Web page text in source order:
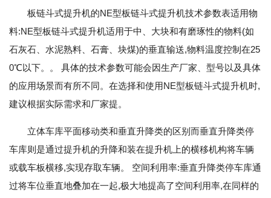
板链斗式提升机的NE型板链斗式提升机技术参数表适用物
料:NE型板链斗式提升机适用于中、大块和有磨琢性的物料(如
石灰石、水泥熟料、石膏、块煤)的垂直输送,物料温度控制在25
0℃以下。。 具体的技术参数可能会因生产厂家、型号以及具体
的应用场景而有所不同。在选择和使用NE型板链斗式提升机时,
建议根据实际需求和厂家提。
立体车库平面移动类和垂直升降类的区别而垂直升降类停
车库则是通过提升机的升降和装在提升机上的横移机构将车辆
或载车板横移,实现存取车辆。 空间利用率:垂直升降类停车库通
过将车位垂直地叠加在一起,极大地提高了空间利用率,在同样的